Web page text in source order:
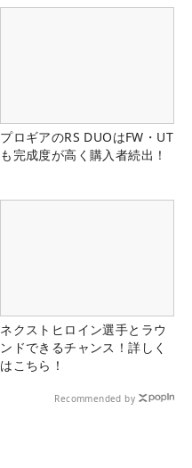
プロギアのRS DUOはFW・UT
も完成度が高く購入者続出！
ネクストヒロイン選手とラウ
ンドできるチャンス！詳しく
はこちら！
Recommended by